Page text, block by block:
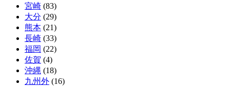
宮崎 (83)
大分 (29)
熊本 (21)
長崎 (33)
福岡 (22)
佐賀 (4)
沖縄 (18)
九州外 (16)